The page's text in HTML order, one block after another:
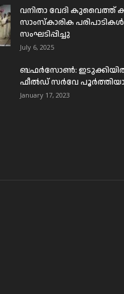
വനിതാ വേദി കുവൈത്ത്
സാംസ്കാരിക പരിപാടികൾ
സംഘടിപ്പിച്ചു
July 6, 2025
ബഫര്‍സോണ്‍:
ഫീല്‍ഡ് സര്‍വേ
January 17, 2023